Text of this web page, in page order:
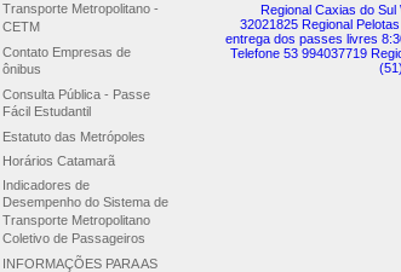
Transporte Metropolitano -
CETM
Contato Empresas de
ônibus
Consulta Pública - Passe
Fácil Estudantil
Estatuto das Metrópoles
Horários Catamarã
Indicadores de
Desempenho do Sistema de
Transporte Metropolitano
Coletivo de Passageiros
INFORMAÇÕES PARA AS
Regional Caxias do Sul
32021825 Regional
entrega dos passes livres
Telefone 53 994037719